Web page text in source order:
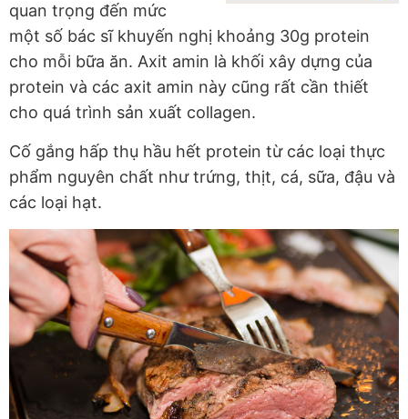
quan trọng đến mức
một số bác sĩ khuyến nghị khoảng 30g protein
cho mỗi bữa ăn. Axit amin là khối xây dựng của
protein và các axit amin này cũng rất cần thiết
cho quá trình sản xuất collagen.
Cố gắng hấp thụ hầu hết protein từ các loại thực
phẩm nguyên chất như trứng, thịt, cá, sữa, đậu và
các loại hạt.